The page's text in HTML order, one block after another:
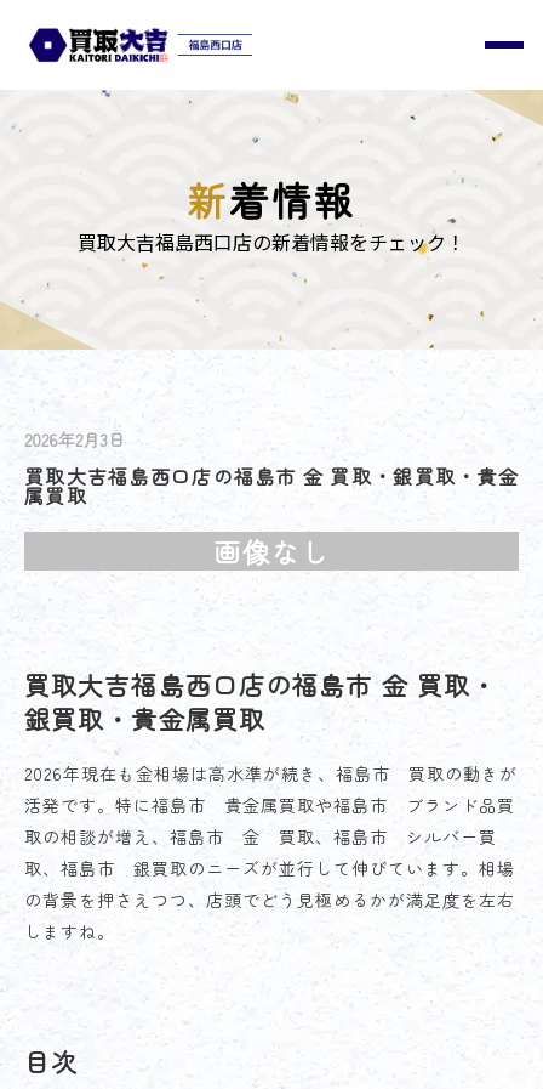
新着情報
買取大吉福島西口店の新着情報をチェック！
2026年2月3日
買取大吉福島西口店の福島市 金 買取・銀買取・貴金
属買取
画像なし
買取大吉福島西口店の福島市 金 買取・
銀買取・貴金属買取
2026年現在も金相場は高水準が続き、福島市 買取の動きが
活発です。特に福島市 貴金属買取や福島市 ブランド品買
取の相談が増え、福島市 金 買取、福島市 シルバー買
取、福島市 銀買取のニーズが並行して伸びています。相場
の背景を押さえつつ、店頭でどう見極めるかが満足度を左右
しますね。
目次